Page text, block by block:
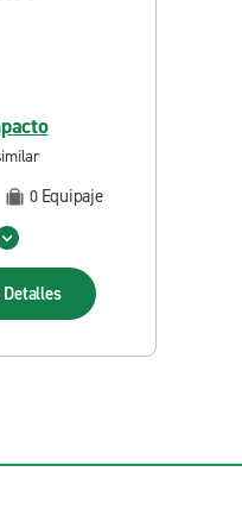
0 Equipaje
Detalles